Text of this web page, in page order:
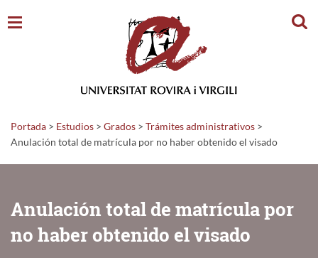
Portada > Estudios > Grados > Trámites administrativos >
Anulación total de matrícula por no haber obtenido el visado
Anulación total de matrícula por
no haber obtenido el visado